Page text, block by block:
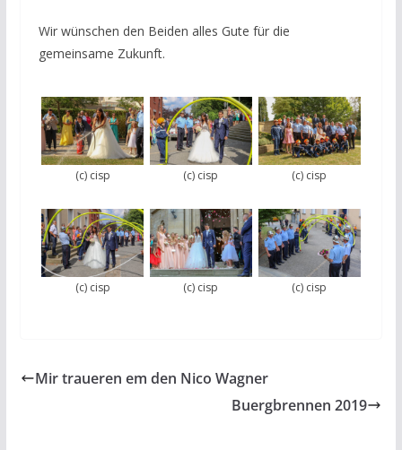
Wir wünschen den Beiden alles Gute für die
gemeinsame Zukunft.
(c) cisp (c) cisp (c) cisp
(c) cisp (c) cisp (c) cisp
Mir traueren em den Nico Wagner
Buergbrennen 2019